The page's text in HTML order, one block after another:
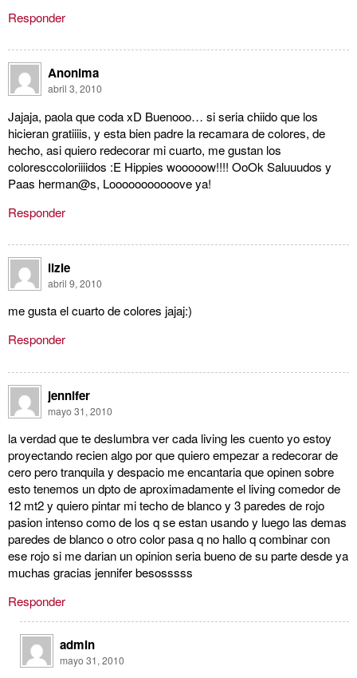
Responder
Anonima
abril 3, 2010
Jajaja, paola que coda xD Buenooo… si seria chiido que los
hicieran gratiiiis, y esta bien padre la recamara de colores, de
hecho, asi quiero redecorar mi cuarto, me gustan los
coloresccoloriiiidos :E Hippies wooooow!!!! OoOk Saluuudos y
Paas herman@s, Looooooooooove ya!
Responder
lizie
abril 9, 2010
me gusta el cuarto de colores jajaj:)
Responder
jennifer
mayo 31, 2010
la verdad que te deslumbra ver cada living les cuento yo estoy
proyectando recien algo por que quiero empezar a redecorar de
cero pero tranquila y despacio me encantaria que opinen sobre
esto tenemos un dpto de aproximadamente el living comedor de
12 mt2 y quiero pintar mi techo de blanco y 3 paredes de rojo
pasion intenso como de los q se estan usando y luego las demas
paredes de blanco o otro color pasa q no hallo q combinar con
ese rojo si me darian un opinion seria bueno de su parte desde ya
muchas gracias jennifer besosssss
Responder
admin
mayo 31, 2010